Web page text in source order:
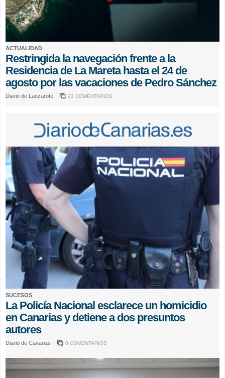
ACTUALIDAD
Restringida la navegación frente a la
Residencia de La Mareta hasta el 24 de
agosto por las vacaciones de Pedro Sánchez
Diario de Lanzarote 23 COMENTARIOS
SUCESOS
La Policía Nacional esclarece un homicidio
en Canarias y detiene a dos presuntos
autores
Diario de Canarias 0 COMENTARIOS